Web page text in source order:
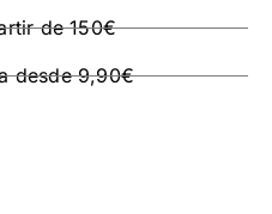
de 150€
desde 9,90€